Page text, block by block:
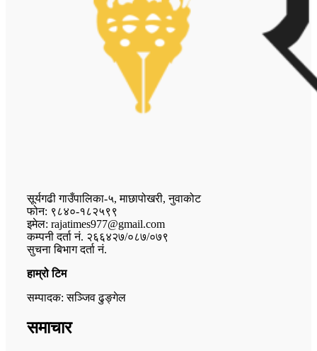
सूर्यगढी गाउँपालिका-५, माछापोखरी, नुवाकोट
फोन: ९८४०-१८२५९९
इमेल: rajatimes977@gmail.com
कम्पनी दर्ता नं. २६६४२७/०८७/०७९
सुचना बिभाग दर्ता नं.
हाम्रो टिम
सम्पादक: सञ्जिव ढुङ्गेल
समाचार